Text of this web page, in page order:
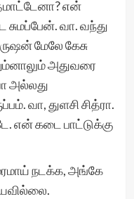
என்
வா. வந்து
மேலே கேசு
அதுவரை
அல்லது
வா, துளசி சித்ரா.
என் கடை பாட்டுக்கு
நடக்க, அங்கே